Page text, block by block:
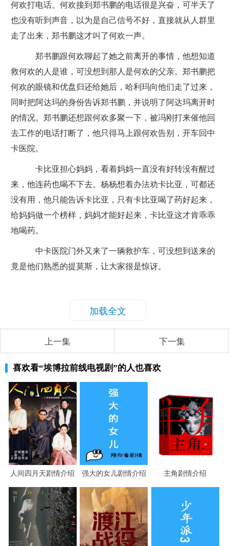
何欢打电话。何欢接到郑书鹏的电话很是兴奋，可半天了
也没有听到声音，以为是自己信号不好，直接就从人群里
走了出来，郑书鹏这才叫了何欢一声。
郑书鹏跟何欢聊起了她之前离开的事情，他想知道
救何欢的人是谁，可没想到那人是何欢的父亲。郑书鹏把
何欢的眼镜和优盘归还给她后，哈利玛向他们走了过来，
同时把阿达玛的身份告诉郑书鹏，并说明了阿达玛离开时
的情况。郑书鹏还想跟何欢多聚一下，被冯刚打来催他回
去工作的电话打断了，他只得马上跟何欢告别，开车回中
卡医院。
卡比亚担心妈妈，看着妈妈一直没有好转没有醒过
来，他连药也喝不下去。杨杨想着办法劝卡比亚，可都还
没有用，他只能告诉卡比亚，只有卡比亚喝了药好起来，
给妈妈做一个榜样，妈妈才能好起来，卡比亚这才肯乖乖
地喝药。
中卡医院门外又来了一辆救护车，可没想到送来的
竟是他们熟悉的提莫斯，让大家很是惊讶。
加载全文
上一集 下一集
喜欢看“埃博拉前线电视剧”的人也喜欢
人间四月天剧情介绍 强大的女儿剧情介绍 主角剧情介绍